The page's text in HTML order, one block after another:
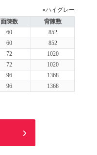
●ハイグレー
面陳数
背陳数
60
852
60
852
72
1020
72
1020
96
1368
96 1368